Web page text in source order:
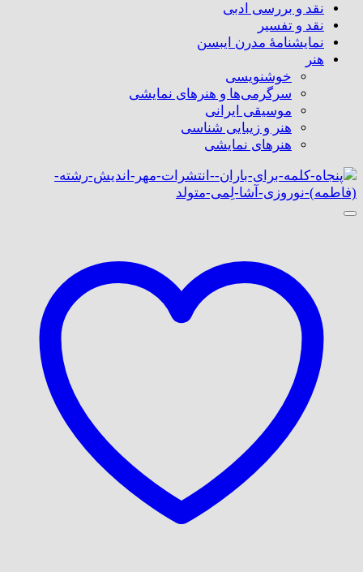
نقد و بررسی ادبی
نقد و تفسیر
نمایشنامۀ مدرن ایبسن
هنر
خوشنویسی
سرگرمی‌ها و هنرهای نمایشی
موسیقی ایرانی
هنر و زیبایی شناسی
هنر‌های نمایشی